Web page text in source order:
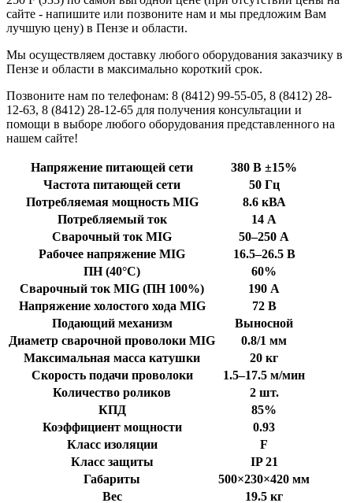
сайте - напишите или позвоните нам и мы предложим Вам
лучшую цену) в Пензе и области.
Мы осуществляем доставку любого оборудования заказчику в
Пензе и области в максимально короткий срок.
Позвоните нам по телефонам: 8 (8412) 99-55-05, 8 (8412) 28-
12-63, 8 (8412) 28-12-65 для получения консультации и
помощи в выборе любого оборудования представленного на
нашем сайте!
Напряжение питающей сети
380 В ±15%
Частота питающей сети
50 Гц
Потребляемая мощность MIG
8.6 кВА
Потребляемый ток
14 А
Сварочный ток MIG
50–250 А
Рабочее напряжение MIG
16.5–26.5 В
ПН (40°C)
60%
Сварочный ток MIG (ПН 100%)
190 А
Напряжение холостого хода MIG
72 В
Подающий механизм
Выносной
Диаметр сварочной проволоки MIG
0.8/1 мм
Максимальная масса катушки
20 кг
Скорость подачи проволоки
1.5–17.5 м/мин
Количество роликов
2 шт.
КПД
85%
Коэффициент мощности
0.93
Класс изоляции
F
Класс защиты
IP 21
Габариты
500×230×420 мм
Вес
19.5 кг